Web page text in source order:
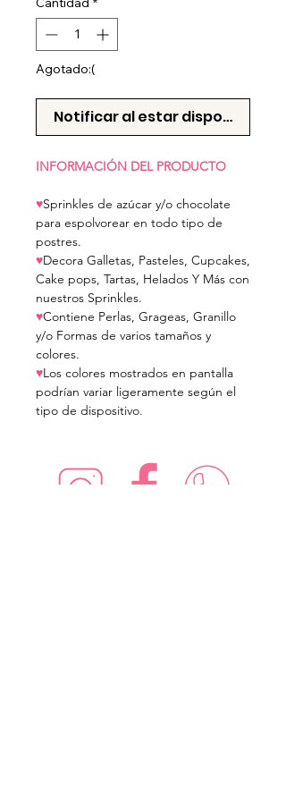
Agotado:(
Notificar al estar disponible
INFORMACIÓN DEL PRODUCTO
♥Sprinkles de azúcar y/o chocolate
para espolvorear en todo tipo de
postres.
♥Decora Galletas, Pasteles, Cupcakes,
Cake pops, Tartas, Helados Y Más con
nuestros Sprinkles.
♥Contiene Perlas, Grageas, Granillo
y/o Formas de varios tamaños y
colores.
♥Los colores mostrados en pantalla
podrían variar ligeramente según el
tipo de dispositivo.